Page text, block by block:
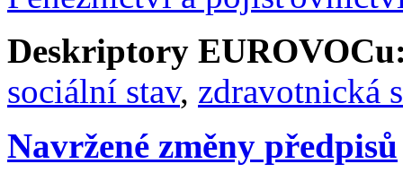
Deskriptory
sociální stav, zdravotnická
Navržené změny předpisů